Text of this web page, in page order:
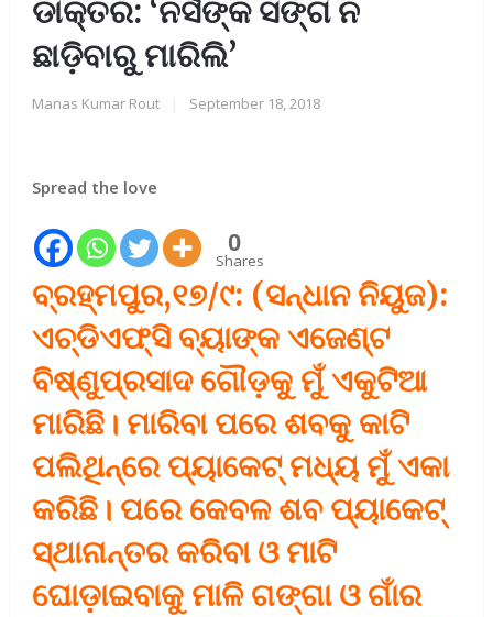
ଡାକ୍ତର: ‘ନର୍ସଙ୍କ ସଙ୍ଗ ନ
ଛାଡ଼ିବାରୁ ମାରିଲି’
Manas Kumar Rout September 18, 2018
Spread the love
0
Shares
ବ୍ରହ୍ମପୁର,୧୭/୯: (ସନ୍ଧାନ ନିୟୁଜ):
ଏଚ୍‌ଡିଏଫ୍‌ସି ବ୍ୟାଙ୍କ ଏଜେଣ୍ଟ
ବିଷ୍ଣୁପ୍ରସାଦ ଗୌଡ଼କୁ ମୁଁ ଏକୁଟିଆ
ମାରିଛି। ମାରିବା ପରେ ଶବକୁ କାଟି
ପଲିଥିନ୍‌ରେ ପ୍ୟାକେଟ୍‌ ମଧ୍ୟ ମୁଁ ଏକା
କରିଛି। ପରେ କେବଳ ଶବ ପ୍ୟାକେଟ୍‌
ସ୍ଥାନାନ୍ତର କରିବା ଓ ମାଟି
ଘୋଡ଼ାଇବାକୁ ମାଳି ଗଙ୍ଗା ଓ ଗାଁର